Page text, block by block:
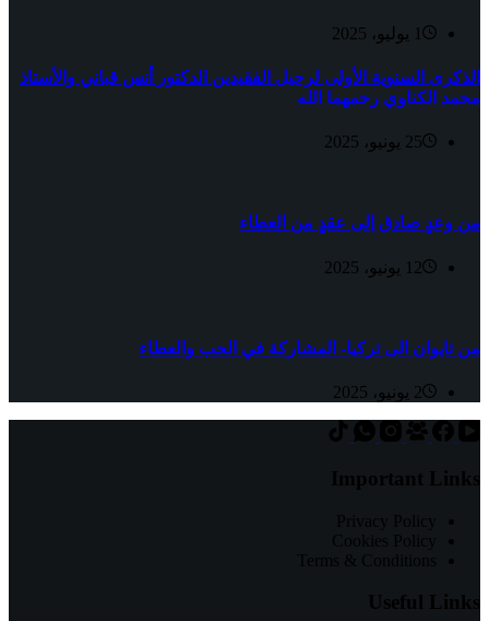
1 يوليو، 2025
الذكرى السنوية الأولى لرحيل الفقيدين الدكتور أنس قباني والأستاذ
محمد الكناوي رحمهما الله
25 يونيو، 2025
من وعدٍ صادق إلى عقدٍ من العطاء
12 يونيو، 2025
من تايوان الى تركيا- المشاركة في الحب والعطاء
2 يونيو، 2025
Important Links
Privacy Policy
Cookies Policy
Terms & Conditions
Useful Links